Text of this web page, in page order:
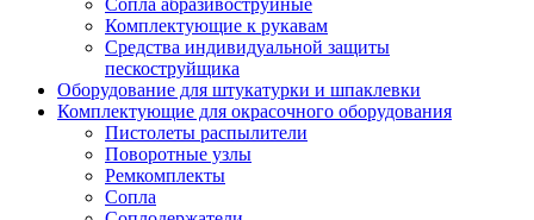
Комплектующие к рукавам
Средства индивидуальной защиты
пескоструйщика
Оборудование для штукатурки и шпаклевки
Комплектующие для окрасочного оборудования
Пистолеты распылители
Поворотные узлы
Ремкомплекты
Сопла